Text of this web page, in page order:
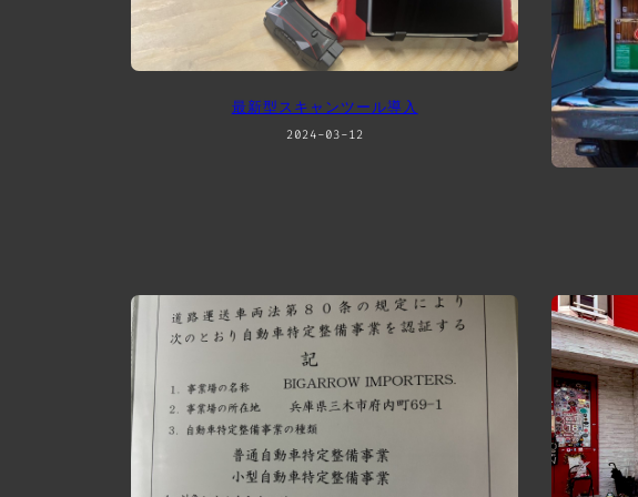
最新型スキャンツール導入
2024-03-12